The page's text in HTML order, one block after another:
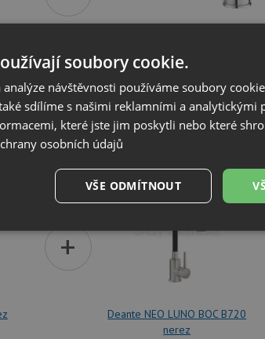
Deante TUBO BUT 060M
1 290 Kčs DPH
Alveus NOX 100 FS nerez kartáčovaný +
+
Deante NEO LUNO BOC B720
nerez
soubory cookie.
návštěvnosti používáme soubory
sdílíme s našimi reklamními a analytickými
které jste jim poskytli nebo které
osobních údajů
VŠE ODMÍTNOUT
Soubory cílení Funkční soubory